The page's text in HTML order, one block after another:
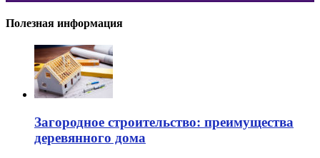
Полезная информация
Загородное строительство: преимущества
деревянного дома